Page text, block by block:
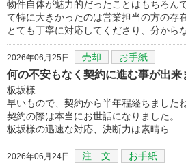
物件自体が魅力的だったことはもちろん
て特に大きかったのは営業担当の方の存
とても丁寧に対応してくださり、分から
2026年06月25日 売却 お手紙
何の不安もなく契約に進む事が出来
板坂様
早いもので、契約から半年程経ちましたね
契約の際は本当にお世話になりました。
板坂様の迅速な対応、決断力は素晴ら…
2026年06月24日 注 文 お手紙